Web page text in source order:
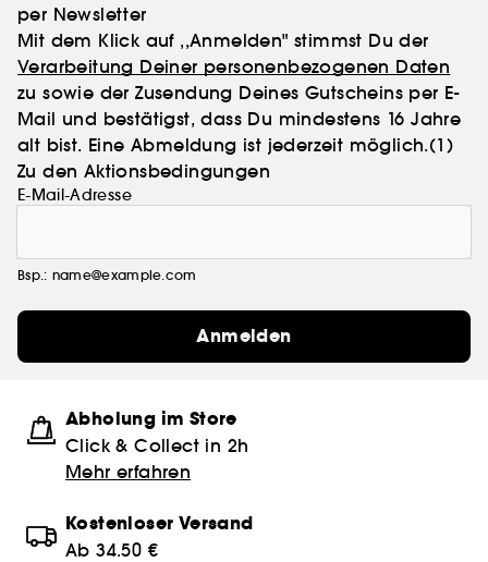
per Newsletter
Mit dem Klick auf ,,Anmelden" stimmst Du der
Verarbeitung Deiner personenbezogenen Daten
zu sowie der Zusendung Deines Gutscheins per E-
Mail und bestätigst, dass Du mindestens 16 Jahre
alt bist. Eine Abmeldung ist jederzeit möglich.(1)
Zu den Aktionsbedingungen
E-Mail-Adresse
Bsp.: name@example.com
Anmelden
Abholung im Store
Click & Collect in 2h
Mehr erfahren
Kostenloser Versand
Ab 34.50 €